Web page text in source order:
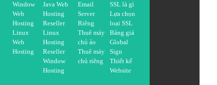
Window
Web
Hosting
Linux
Web
Hosting
Java Web
Hosting
Reseller
Linux
Hosting
Reseller
Window
Hosting
Email
Server
Riêng
Thuê máy
chủ ảo
Thuê máy
chủ riêng
SSL là gì
Lựa chọn
loại SSL
Bảng giá
Global
Sign
Thiết kế
Website